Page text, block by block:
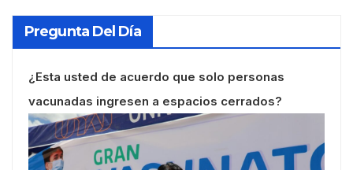
Pregunta Del Día
¿Esta usted de acuerdo que solo personas
vacunadas ingresen a espacios cerrados?